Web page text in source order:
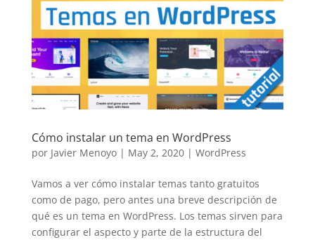
Cómo instalar un tema en WordPress
por Javier Menoyo| May 2, 2020| WordPress
Vamos a ver cómo instalar temas tanto gratuitos
como de pago, pero antes una breve descripción de
qué es un tema en WordPress. Los temas sirven para
configurar el aspecto y parte de la estructura del